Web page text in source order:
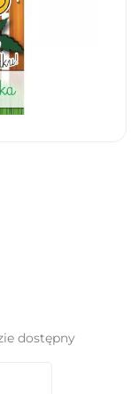
dostępny